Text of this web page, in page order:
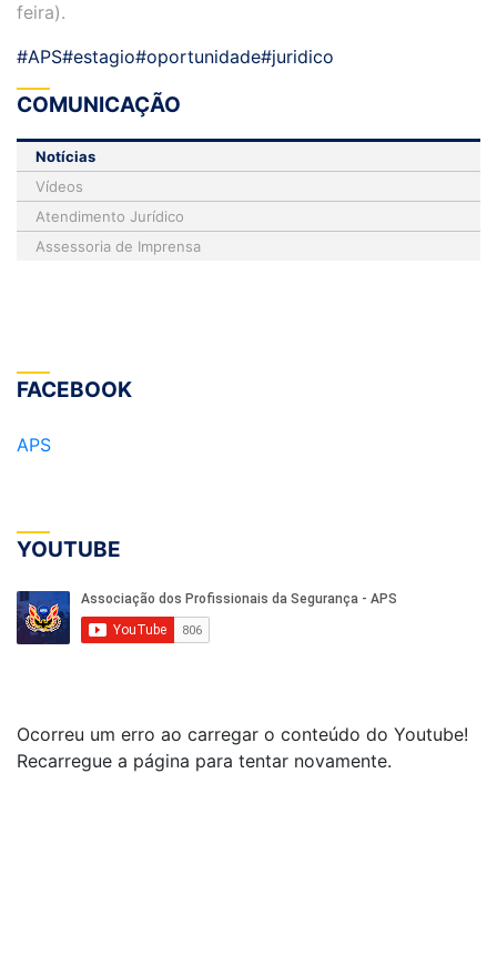
feira).
#APS#estagio#oportunidade#juridico
COMUNICAÇÃO
Notícias
Vídeos
Atendimento Jurídico
Assessoria de Imprensa
FACEBOOK
APS
YOUTUBE
Ocorreu um erro ao carregar o conteúdo do Youtube!
Recarregue a página para tentar novamente.